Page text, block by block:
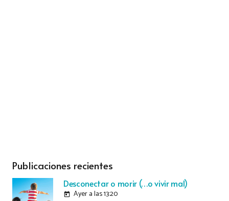
Publicaciones recientes
Desconectar o morir (…o vivir mal)
today Ayer a las 13:20